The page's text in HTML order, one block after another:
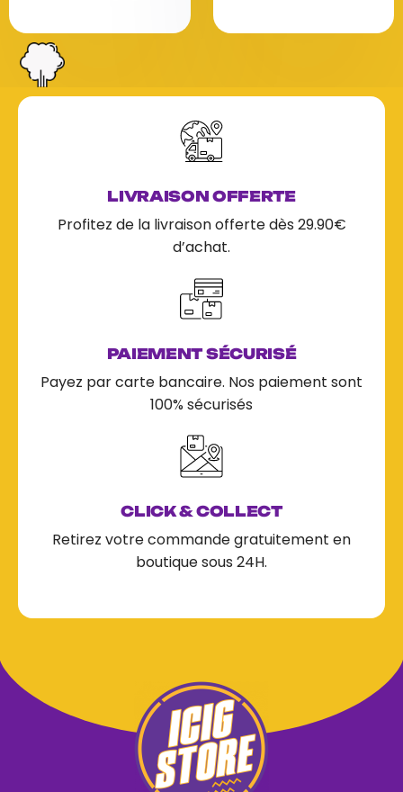
r
5
r
LIVRAISON OFFERTE
Profitez de la livraison offerte dès 29.90€
d’achat.
PAIEMENT SÉCURISÉ
Payez par carte bancaire. Nos paiement sont
100% sécurisés
CLICK & COLLECT
Retirez votre commande gratuitement en
boutique sous 24H.